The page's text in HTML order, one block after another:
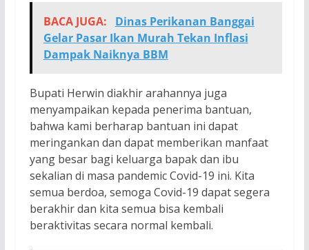
BACA JUGA:
Dinas Perikanan Banggai
Gelar Pasar Ikan Murah Tekan Inflasi
Dampak Naiknya BBM
Bupati Herwin diakhir arahannya juga
menyampaikan kepada penerima bantuan,
bahwa kami berharap bantuan ini dapat
meringankan dan dapat memberikan manfaat
yang besar bagi keluarga bapak dan ibu
sekalian di masa pandemic Covid-19 ini. Kita
semua berdoa, semoga Covid-19 dapat segera
berakhir dan kita semua bisa kembali
beraktivitas secara normal kembali.